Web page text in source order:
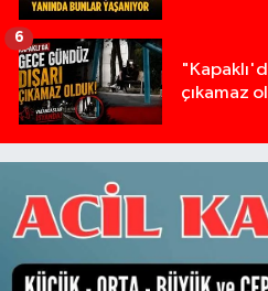
çıkamaz
6